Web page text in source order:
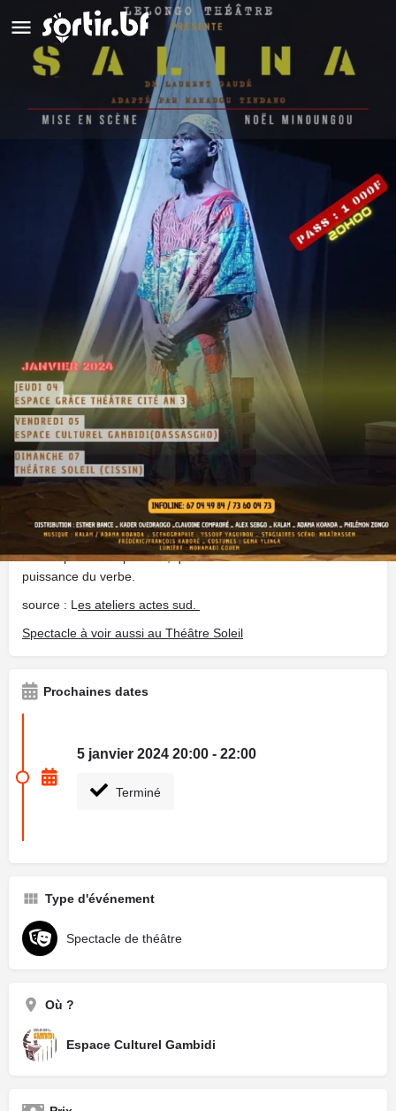
Avis 0
Laisser un avis Ajouter aux favoris
Description
Trois fois exilée, Salina incarne le rejet de l’étrangère comme
l’humiliation faite aux femmes trop libres. « Enfant-malheur »
abandonnée par les siens dès sa naissance, elle n’est sauvée
des hyènes que pour être livrée à la méchanceté des
hommes. Au lendemain de sa mort, son fils Malaka raconte sa
vie. Peu à peu, ses mots transforment une existence de
larmes en destinée légendaire, et la marginalité en signe
d’élection.
De cette tragédie hors du temps et des lieux, Laurent Gaudé a
d’abord fait une pièce de théâtre avant d’écrire cette épopée
contemporaine captivante, qui est aussi une célébration de la
puissance du verbe.
source : L es ateliers actes sud.
Spectacle à voir aussi au Théâtre Soleil
Prochaines dates
5 janvier 2024 20:00 - 22:00
Terminé
Type d'événement
Spectacle de théâtre
Où ?
Espace Culturel Gambidi